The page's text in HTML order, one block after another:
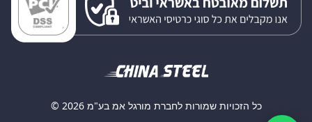
כל הזכויות שמורות לחברת מורגל אמ בע"מ 2026 ©